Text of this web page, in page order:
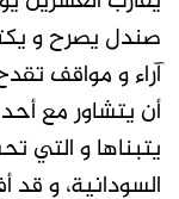
صندل يصرح و
آراء و مواقف
أن يتشاور مع
يتبناها و التي
السودانية، و